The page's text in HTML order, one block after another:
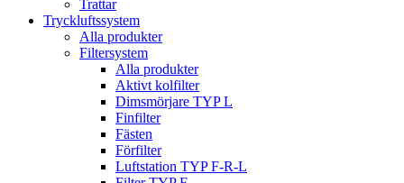
Trattar
Tryckluftssystem
Alla produkter
Filtersystem
Alla produkter
Aktivt kolfilter
Dimsmörjare TYP L
Finfilter
Fästen
Förfilter
Luftstation TYP F-R-L